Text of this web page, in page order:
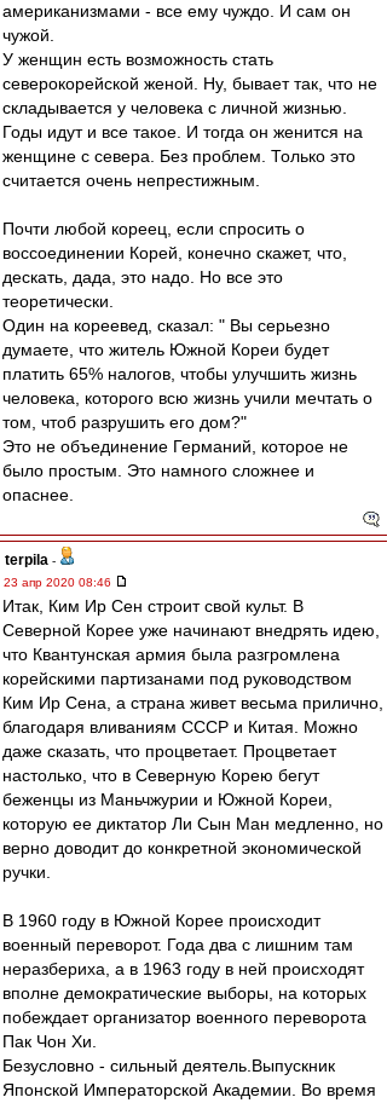
американизмами - все ему чуждо. И сам он
чужой.
У женщин есть возможность стать
северокорейской женой. Ну, бывает так, что не
складывается у человека с личной жизнью.
Годы идут и все такое. И тогда он женится на
женщине с севера. Без проблем. Только это
считается очень непрестижным.
Почти любой кореец, если спросить о
воссоединении Корей, конечно скажет, что,
дескать, дада, это надо. Но все это
теоретически.
Один на кореевед, сказал: " Вы серьезно
думаете, что житель Южной Кореи будет
платить 65% налогов, чтобы улучшить жизнь
человека, которого всю жизнь учили мечтать о
том, чтоб разрушить его дом?"
Это не объединение Германий, которое не
было простым. Это намного сложнее и
опаснее.
terpila -
23 апр 2020 08:46
Итак, Ким Ир Сен строит свой культ. В
Северной Корее уже начинают внедрять идею,
что Квантунская армия была разгромлена
корейскими партизанами под руководством
Ким Ир Сена, а страна живет весьма прилично,
благодаря вливаниям СССР и Китая. Можно
даже сказать, что процветает. Процветает
настолько, что в Северную Корею бегут
беженцы из Маньчжурии и Южной Кореи,
которую ее диктатор Ли Сын Ман медленно, но
верно доводит до конкретной экономической
ручки.
В 1960 году в Южной Корее происходит
военный переворот. Года два с лишним там
неразбериха, а в 1963 году в ней происходят
вполне демократические выборы, на которых
побеждает организатор военного переворота
Пак Чон Хи.
Безусловно - сильный деятель.Выпускник
Японской Императорской Академии. Во время